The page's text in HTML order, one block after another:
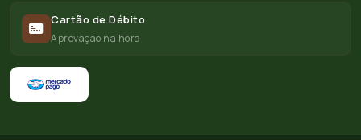
Cartão de Débito
Aprovação na hora